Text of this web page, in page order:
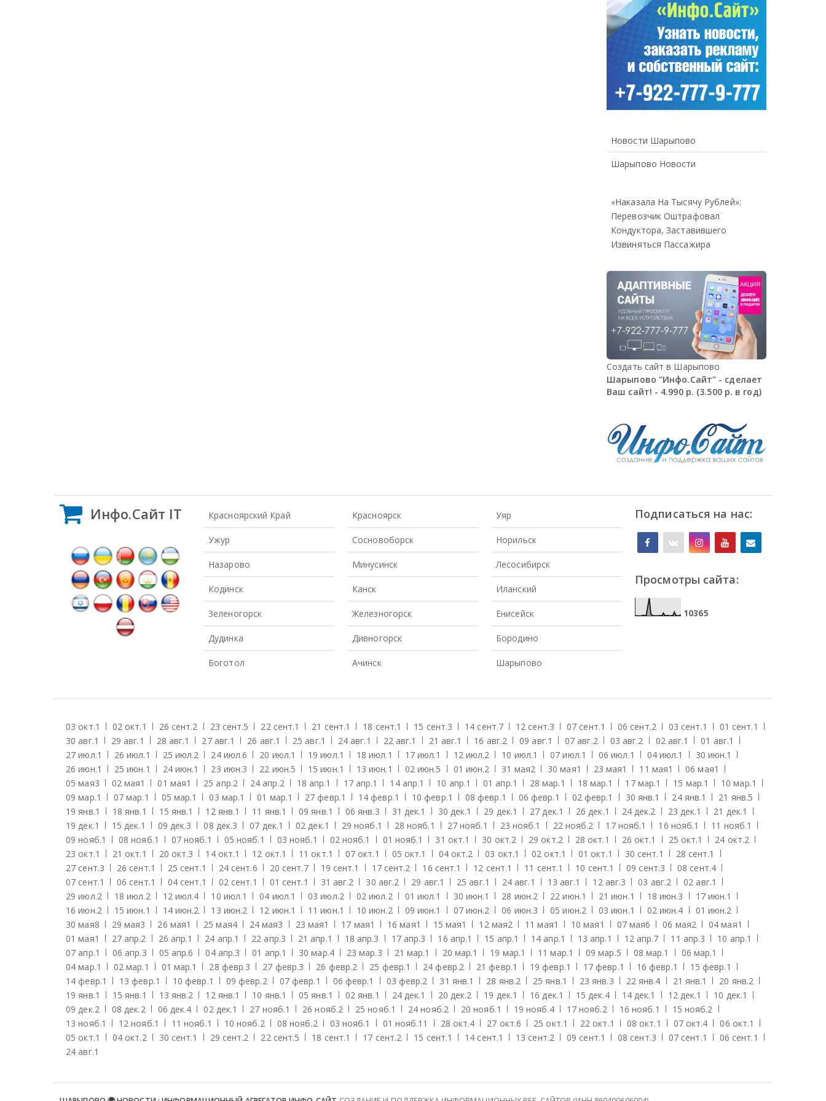
Новости Шарыпово
Шарыпово Новости
«Наказала На Тысячу Рублей»:
Перевозчик Оштрафовал
Кондуктора, Заставившего
Извиняться Пассажира
Создать сайт в Шарыпово
Шарыпово "Инфо.Сайт" - сделает
Ваш сайт! - 4.990 р. (3.500 р. в год)
Инфо.Сайт IT Красноярский Край
Ужур
Назарово
Кодинск
Зеленогорск
Дудинка
Боготол
Красноярск
Сосновоборск
Минусинск
Канск
Железногорск
Дивногорск
Ачинск
Уяр
Норильск
Лесосибирск
Иланский
Енисейск
Бородино
Шарыпово
Подписаться на нас:
Просмотры сайта:
10365
03 окт.1 02 окт.1 26 сент.2 23 сент.5 22 сент.1 21 сент.1 18 сент.1 15 сент.3 14 сент.7 12 сент.3 07 сент.1 06 сент.2 03 сент.1 01 сент.1
30 авг.1 29 авг.1 28 авг.1 27 авг.1 26 авг.1 25 авг.1 24 авг.1 22 авг.1 21 авг.1 16 авг.2 09 авг.1 07 авг.2 03 авг.2 02 авг.1 01 авг.1
27 июл.1 26 июл.1 25 июл.2 24 июл.6 20 июл.1 19 июл.1 18 июл.1 17 июл.1 12 июл.2 10 июл.1 07 июл.1 06 июл.1 04 июл.1 30 июн.1
26 июн.1 25 июн.1 24 июн.1 23 июн.3 22 июн.5 15 июн.1 13 июн.1 02 июн.5 01 июн.2 31 мая2 30 мая1 23 мая1 11 мая1 06 мая1
05 мая3 02 мая1 01 мая1 25 апр.2 24 апр.2 18 апр.1 17 апр.1 14 апр.1 10 апр.1 01 апр.1 28 мар.1 18 мар.1 17 мар.1 15 мар.1 10 мар.1
09 мар.1 07 мар.1 05 мар.1 03 мар.1 01 мар.1 27 февр.1 14 февр.1 10 февр.1 08 февр.1 06 февр.1 02 февр.1 30 янв.1 24 янв.1 21 янв.5
19 янв.1 18 янв.1 15 янв.1 12 янв.1 11 янв.1 09 янв.1 06 янв.3 31 дек.1 30 дек.1 29 дек.1 27 дек.1 26 дек.1 24 дек.2 23 дек.1 21 дек.1
19 дек.1 15 дек.1 09 дек.3 08 дек.3 07 дек.1 02 дек.1 29 нояб.1 28 нояб.1 27 нояб.1 23 нояб.1 22 нояб.2 17 нояб.1 16 нояб.1 11 нояб.1
09 нояб.1 08 нояб.1 07 нояб.1 05 нояб.1 03 нояб.1 02 нояб.1 01 нояб.1 31 окт.1 30 окт.2 29 окт.2 28 окт.1 26 окт.1 25 окт.1 24 окт.2
23 окт.1 21 окт.1 20 окт.3 14 окт.1 12 окт.1 11 окт.1 07 окт.1 05 окт.1 04 окт.2 03 окт.1 02 окт.1 01 окт.1 30 сент.1 28 сент.1
27 сент.3 26 сент.1 25 сент.1 24 сент.6 20 сент.7 19 сент.1 17 сент.2 16 сент.1 12 сент.1 11 сент.1 10 сент.1 09 сент.3 08 сент.4
07 сент.1 06 сент.1 04 сент.1 02 сент.1 01 сент.1 31 авг.2 30 авг.2 29 авг.1 25 авг.1 24 авг.1 13 авг.1 12 авг.3 03 авг.2 02 авг.1
29 июл.2 18 июл.2 12 июл.4 10 июл.1 04 июл.1 03 июл.2 02 июл.2 01 июл.1 30 июн.1 28 июн.2 22 июн.1 21 июн.1 18 июн.3 17 июн.1
16 июн.2 15 июн.1 14 июн.2 13 июн.2 12 июн.1 11 июн.1 10 июн.2 09 июн.1 07 июн.2 06 июн.3 05 июн.2 03 июн.1 02 июн.4 01 июн.2
30 мая8 29 мая3 26 мая1 25 мая4 24 мая3 23 мая1 17 мая1 16 мая1 15 мая1 12 мая2 11 мая1 10 мая1 07 мая6 06 мая2 04 мая1
01 мая1 27 апр.2 26 апр.1 24 апр.1 22 апр.3 21 апр.1 18 апр.3 17 апр.3 16 апр.1 15 апр.1 14 апр.1 13 апр.1 12 апр.7 11 апр.3 10 апр.1
07 апр.1 06 апр.3 05 апр.6 04 апр.3 01 апр.1 30 мар.4 23 мар.3 21 мар.1 20 мар.1 19 мар.1 11 мар.1 09 мар.5 08 мар.1 06 мар.1
04 мар.1 02 мар.1 01 мар.1 28 февр.3 27 февр.3 26 февр.2 25 февр.1 24 февр.2 21 февр.1 19 февр.1 17 февр.1 16 февр.1 15 февр.1
14 февр.1 13 февр.1 10 февр.1 09 февр.2 07 февр.1 06 февр.1 03 февр.2 31 янв.1 28 янв.2 25 янв.1 23 янв.3 22 янв.4 21 янв.1 20 янв.2
19 янв.1 15 янв.1 13 янв.2 12 янв.1 10 янв.1 05 янв.1 02 янв.1 24 дек.1 20 дек.2 19 дек.1 16 дек.1 15 дек.4 14 дек.1 12 дек.1 10 дек.1
09 дек.2 08 дек.2 06 дек.4 02 дек.1 27 нояб.1 26 нояб.2 25 нояб.1 24 нояб.2 20 нояб.1 19 нояб.4 17 нояб.2 16 нояб.1 15 нояб.2
13 нояб.1 12 нояб.1 11 нояб.1 10 нояб.2 08 нояб.2 03 нояб.1 01 нояб.11 28 окт.4 27 окт.6 25 окт.1 22 окт.1 08 окт.1 07 окт.4 06 окт.1
05 окт.1 04 окт.2 30 сент.1 29 сент.2 22 сент.5 18 сент.1 17 сент.2 15 сент.1 14 сент.1 13 сент.2 09 сент.1 08 сент.3 07 сент.1 06 сент.1
24 авг.1